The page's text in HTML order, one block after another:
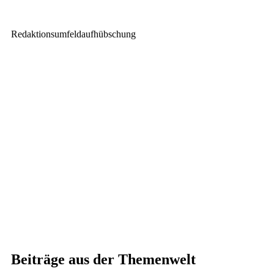
Redaktionsumfeldaufhübschung
Beiträge aus der Themenwelt